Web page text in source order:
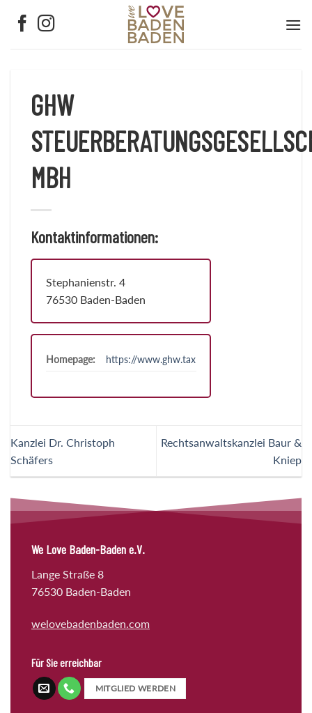
Inhalt
GHW
MBH
Kontaktinformationen:
Stephanienstr. 4
76530 Baden-Baden
Homepage: https://www.ghw.tax
Kanzlei Dr. Christoph
Schäfers
Rechtsanwaltskanzlei Baur &
Kniep
We Love Baden-Baden e.V.
Lange Straße 8
76530 Baden-Baden
welovebadenbaden.com
Für Sie erreichbar
MITGLIED WERDEN